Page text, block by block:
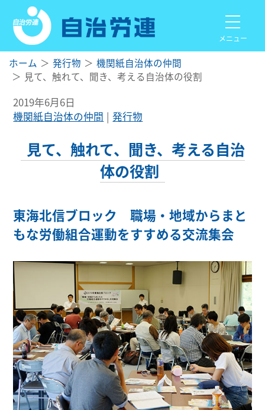
メニュー
ホーム 発行物
機関紙自治体の仲間
見て、触れて、聞き、考える自治体の役割
2019年6月6日
機関紙自治体の仲間
発行物
見て、触れて、聞き、考える自治
体の役割
東海北信ブロック 職場・地域からまと
もな労働組合運動をすすめる交流集会